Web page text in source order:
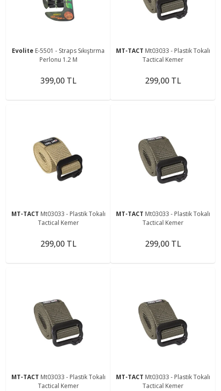
Evolite E-5501 - Straps Sıkıştırma
Perlonu 1.2 M
399,00 TL
MT-TACT Mt03033 - Plastik Tokalı
Tactical Kemer
299,00 TL
MT-TACT Mt03033 - Plastik Tokalı
Tactical Kemer
299,00 TL
MT-TACT Mt03033 - Plastik Tokalı
Tactical Kemer
299,00 TL
MT-TACT Mt03033 - Plastik Tokalı
Tactical Kemer
MT-TACT Mt03033 - Plastik Tokalı
Tactical Kemer